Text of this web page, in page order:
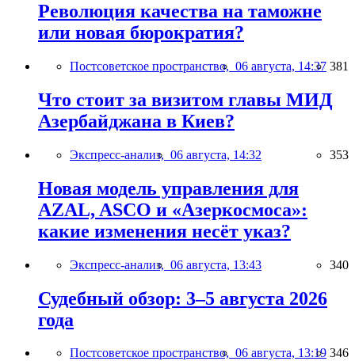
Революция качества на таможне
или новая бюрократия?
Постсоветское пространство, 06 августа, 14:37 381
Что стоит за визитом главы МИД
Азербайджана в Киев?
Экспресс-анализ, 06 августа, 14:32 353
Новая модель управления для
AZAL, ASCO и «Азеркосмоса»:
какие изменения несёт указ?
Экспресс-анализ, 06 августа, 13:43 340
Судебный обзор: 3–5 августа 2026
года
Постсоветское пространство, 06 августа, 13:19 346